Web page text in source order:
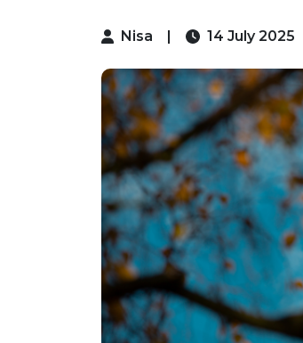
Nisa | 14 July 2025